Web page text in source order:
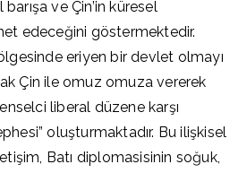
ve Çin’in küresel
edeceğini göstermektedir.
eriyen bir devlet olmayı
Çin ile omuz omuza vererek
liberal düzene karşı
oluşturmaktadır. Bu ilişkisel
Batı diplomasisinin soğuk,